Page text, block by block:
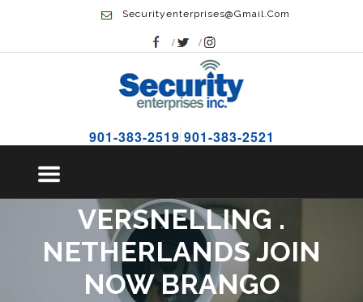
Securityenterprises@gmail.com
901-383-2519 901-383-2521
DOBBELEN NAAR
BINNEN PRESENTEREN
VERTALING EERSTE
VERSNELLING .
NETHERLANDS JOIN
NOW BRANGO